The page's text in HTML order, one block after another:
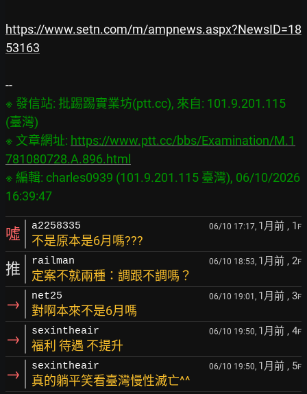
https://www.setn.com/m/ampnews.aspx?NewsID=18
53163
※ 發信站: 批踢踢實業坊(ptt.cc), 來自: 101.9.201.115
(臺灣)
※ 文章網址: https://www.ptt.cc/bbs/Examination/M.1
781080728.A.896.html
※ 編輯: charles0939 (101.9.201.115 臺灣), 06/10/2026
噓 a2258335 06/10 17:17, 1月前 , 1 F
不是原本是6月嗎???
推 railman 06/10 18:53, 1月前 , 2F
定案不就兩種：調跟不調嗎？
→ net25 06/10 19:01, 1月前 , 3F
對啊本來不是6月嗎
→ sexintheair 06/10 19:50, 1月前 , 4F
福利 待遇 不提升
→ sexintheair 06/10 19:50, 1月前 , 5F
真的躺平笑看臺灣慢性滅亡^^